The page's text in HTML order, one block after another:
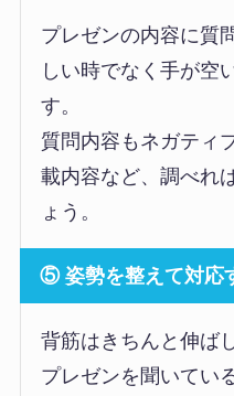
プレゼンの内容に質
しい時でなく手が空
す。
質問内容もネガティ
載内容など、調べれ
ょう。
⑤ 姿勢を整えて対応
背筋はきちんと伸ば
プレゼンを聞いてい